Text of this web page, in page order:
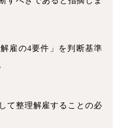
雇の4要件」を判断基準
て整理解雇することの必